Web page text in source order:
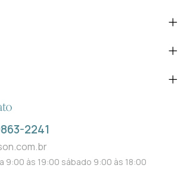
2241
9:00 às 19:00 sábado 9:00 às 18:00